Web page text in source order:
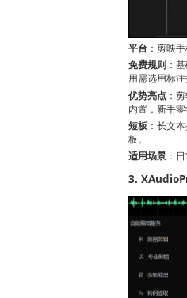
平台 ：剪映
免费规则 ：
用需选用标注
优势亮点：
内置，新手
短板 ：长文
板。
适用场景：日
3.